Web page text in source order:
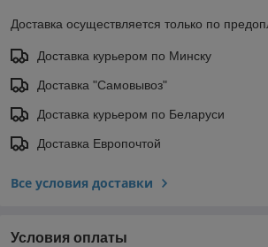
Доставка осуществляется только по
Доставка курьером по Минску
Доставка "Самовывоз"
Доставка курьером по Беларуси
Доставка Европочтой
Все условия доставки
Условия оплаты